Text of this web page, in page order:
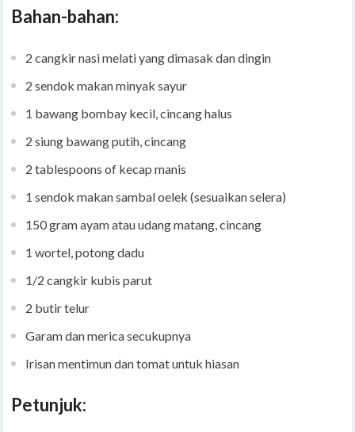
Bahan-bahan:
2 cangkir nasi melati yang dimasak dan dingin
2 sendok makan minyak sayur
1 bawang bombay kecil, cincang halus
2 siung bawang putih, cincang
2 tablespoons of kecap manis
1 sendok makan sambal oelek (sesuaikan selera)
150 gram ayam atau udang matang, cincang
1 wortel, potong dadu
1/2 cangkir kubis parut
2 butir telur
Garam dan merica secukupnya
Irisan mentimun dan tomat untuk hiasan
Petunjuk: